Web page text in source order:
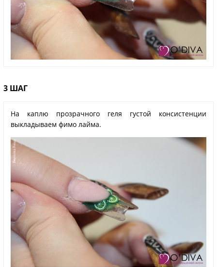
3 ШАГ
На каплю прозрачного геля густой консистенции
выкладываем фимо лайма.